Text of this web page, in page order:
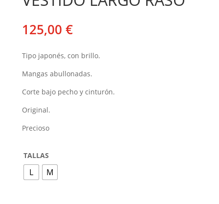
125,00 €
Tipo japonés, con brillo.
Mangas abullonadas.
Corte bajo pecho y cinturón.
Original.
Precioso
TALLAS
L M